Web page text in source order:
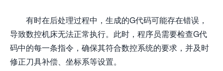
有时在后处理过程中，生成的G代码可能存在错误，
导致数控机床无法正常执行。此时，程序员需要检查G代
码中的每一条指令，确保其符合数控系统的要求，并及时
修正刀具补偿、坐标系等设置。